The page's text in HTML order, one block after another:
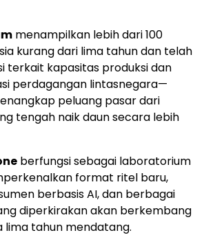
menampilkan lebih dari 100
kurang dari lima tahun dan telah
terkait kapasitas produksi dan
perdagangan lintasnegara—
peluang pasar dari
tengah naik daun secara lebih
berfungsi sebagai laboratorium
format ritel baru,
berbasis AI, dan berbagai
diperkirakan akan berkembang
lima tahun mendatang.